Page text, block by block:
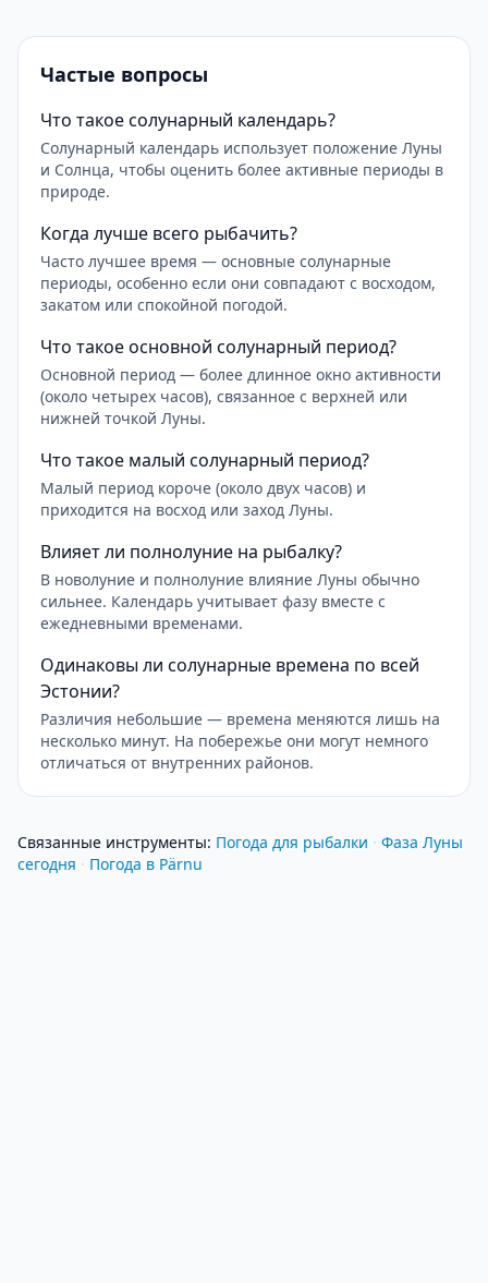
Частые вопросы
Что такое солунарный календарь?
Солунарный календарь использует положение Луны
и Солнца, чтобы оценить более активные периоды в
природе.
Когда лучше всего рыбачить?
Часто лучшее время — основные солунарные
периоды, особенно если они совпадают с восходом,
закатом или спокойной погодой.
Что такое основной солунарный период?
Основной период — более длинное окно активности
(около четырех часов), связанное с верхней или
нижней точкой Луны.
Что такое малый солунарный период?
Малый период короче (около двух часов) и
приходится на восход или заход Луны.
Влияет ли полнолуние на рыбалку?
В новолуние и полнолуние влияние Луны обычно
сильнее. Календарь учитывает фазу вместе с
ежедневными временами.
Одинаковы ли солунарные времена по всей
Эстонии?
Различия небольшие — времена меняются лишь на
несколько минут. На побережье они могут немного
отличаться от внутренних районов.
Связанные инструменты: Погода для рыбалки · Фаза Луны
сегодня · Погода в Pärnu